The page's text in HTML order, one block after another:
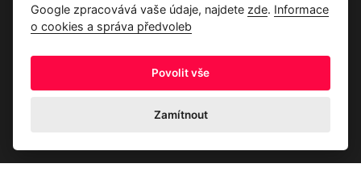
Ochrana osobních údajů
Google zpracovává vaše údaje, najdete zde. Informace
o cookies a správa předvoleb
Povolit vše
Zamítnout